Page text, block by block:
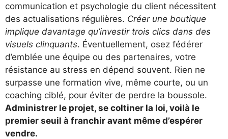
communication et psychologie du client nécessitent
des actualisations régulières. Créer une boutique
implique davantage qu’investir trois clics dans des
visuels clinquants. Éventuellement, osez fédérer
d’emblée une équipe ou des partenaires, votre
résistance au stress en dépend souvent. Rien ne
surpasse une formation vive, même courte, ou un
coaching ciblé, pour éviter de perdre la boussole.
Administrer le projet, se coltiner la loi, voilà le
premier seuil à franchir avant même d’espérer
vendre.